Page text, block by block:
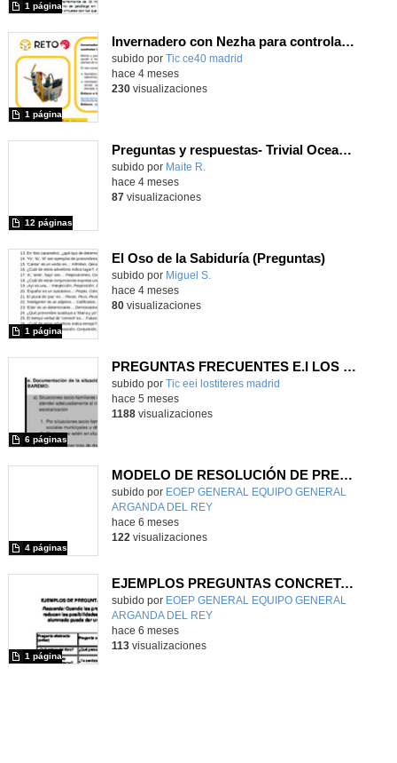
1 página
Invernadero con Nezha para controlar las plantas del aula
subido por Tic ce40 madrid
1 página
hace 4 meses
230visualizaciones
Preguntas y respuestas- Trivial Oceanía-5ºP
Contenido educativo.
subido por Maite R.
12 páginas
hace 4 meses
87visualizaciones
El Oso de la Sabiduría (Preguntas)
Contenido educativo.
subido por Miguel S.
1 página
hace 4 meses
80visualizaciones
PREGUNTAS FRECUENTES E.I LOS TÍTERES
subido por Tic eei lostiteres madrid
6 páginas
hace 5 meses
1188visualizaciones
MODELO DE RESOLUCIÓN DE PREGUNTAS
Contenido educativo.
subido por EOEP GENERAL EQUIPO GENERAL
ARGANDA DEL REY
4 páginas
-
hace 6 meses
122 visualizaciones
EJEMPLOS PREGUNTAS CONCRETAS Y ABSTRACTAS
Contenido educativo.
subido por EOEP GENERAL EQUIPO GENERAL
ARGANDA DEL REY
1 página
-
hace 6 meses
113visualizaciones